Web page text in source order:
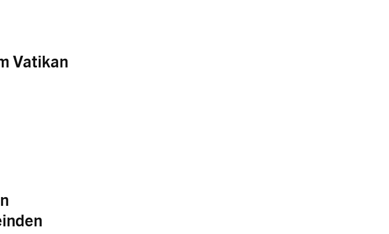
Vatikan